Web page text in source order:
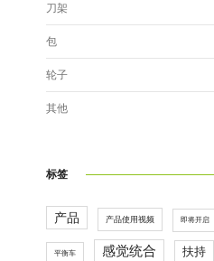
刀架
包
轮子
其他
标签
产品 产品使用视频 即将开启
平衡车 感觉统合 扶持